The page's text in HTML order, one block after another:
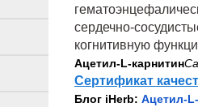
сердечно-
когнитивную
Ацетил-L-карнитин
Сертификат
Блог iHerb: Ацетил-